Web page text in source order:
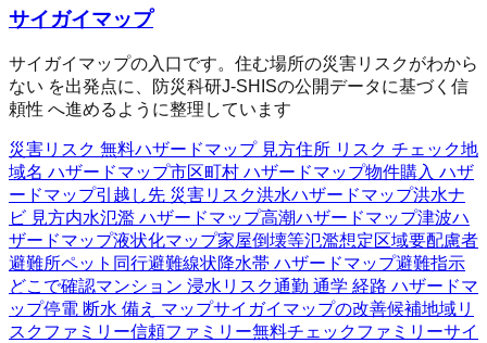
サイガイマップ
サイガイマップの入口です。住む場所の災害リスクがわから
ない を出発点に、防災科研J-SHISの公開データに基づく信
頼性 へ進めるように整理しています
災害リスク 無料ハザードマップ 見方住所 リスク チェック地
域名 ハザードマップ市区町村 ハザードマップ物件購入 ハザ
ードマップ引越し先 災害リスク洪水ハザードマップ洪水ナ
ビ 見方内水氾濫 ハザードマップ高潮ハザードマップ津波ハ
ザードマップ液状化マップ家屋倒壊等氾濫想定区域要配慮者
避難所ペット同行避難線状降水帯 ハザードマップ避難指示
どこで確認マンション 浸水リスク通勤 通学 経路 ハザードマ
ップ停電 断水 備え マップサイガイマップの改善候補地域リ
スクファミリー信頼ファミリー無料チェックファミリーサイ